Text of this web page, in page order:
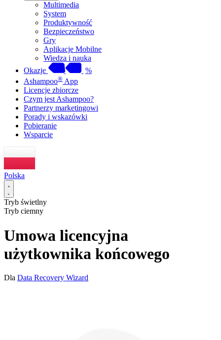
Multimedia
System
Produktywność
Bezpieczeństwo
Gry
Aplikacje Mobilne
Wiedza i nauka
Okazje
%
Ashampoo® App
Licencje zbiorcze
Czym jest Ashampoo?
Partnerzy marketingowi
Porady i wskazówki
Pobieranie
Wsparcie
Polska
Tryb świetlny
Tryb ciemny
Umowa licencyjna
użytkownika końcowego
Dla Data Recovery Wizard